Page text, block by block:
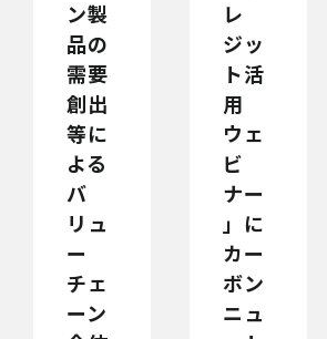
ン製
品の
需要
創出
等に
よる
バ
リュ
ー
チェ
ーン
レ
ジッ
ト活
用
ウェ
ビ
ナー
」に
カー
ボン
ニュ